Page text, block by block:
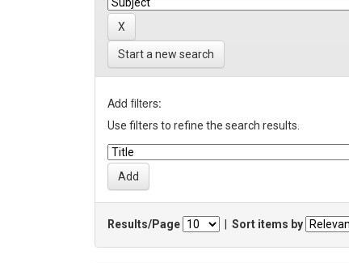
Start a new search
Add filters:
Use filters to refine the search results.
Results/Page Sort items by